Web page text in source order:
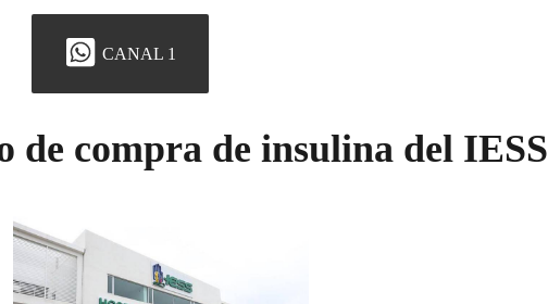
CANAL 1
de compra de insulina del IESS